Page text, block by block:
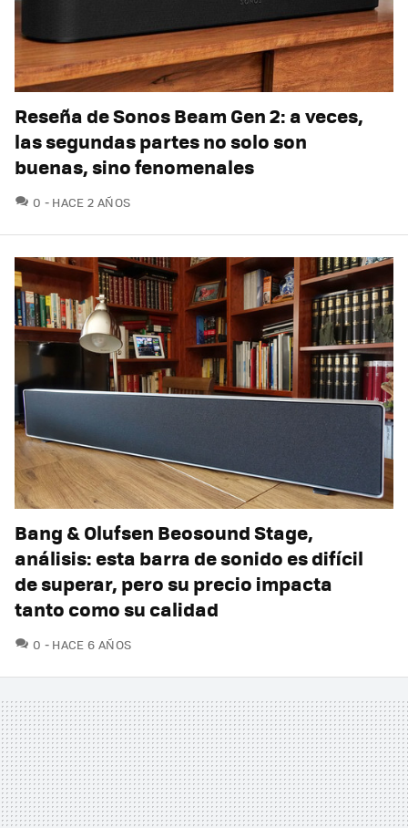
Reseña de Sonos Beam Gen 2: a veces,
las segundas partes no solo son
buenas, sino fenomenales
0 COMENTARIOS
HACE 2 AÑOS
Bang & Olufsen Beosound Stage,
análisis: esta barra de sonido es difícil
de superar, pero su precio impacta
tanto como su calidad
0 COMENTARIOS
HACE 6 AÑOS